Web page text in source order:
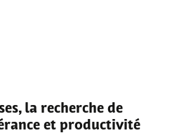
la recherche de
et productivité